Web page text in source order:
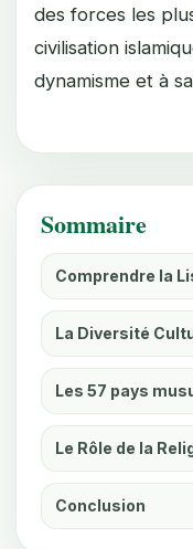
des forces les
civilisation
dynamisme et à
Sommaire
Comprendre la
La Diversité
Les 57 pays
Le Rôle de la
Conclusion